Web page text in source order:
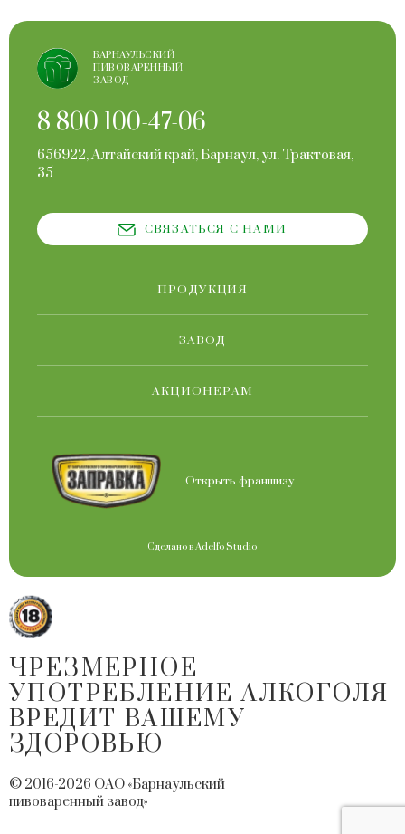
БАРНАУЛЬСКИЙ
ПИВОВАРЕННЫЙ
ЗАВОД
8 800 100-47-06
656922, Алтайский край, Барнаул, ул. Трактовая,
35
СВЯЗАТЬСЯ С НАМИ
ПРОДУКЦИЯ
ЗАВОД
АКЦИОНЕРАМ
Открыть франшизу
Сделано вAdelfo Studio
ЧРЕЗМЕРНОЕ
УПОТРЕБЛЕНИЕ АЛКОГОЛЯ
ВРЕДИТ ВАШЕМУ
ЗДОРОВЬЮ
© 2016-2026 ОАО «Барнаульский
пивоваренный завод»